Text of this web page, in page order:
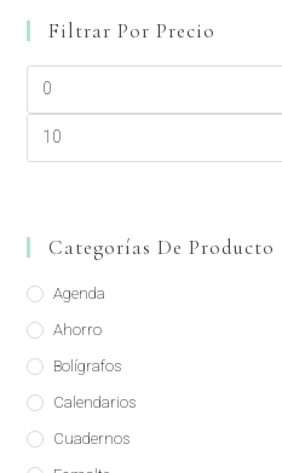
Filtrar Por Precio
Categorías De Producto
Agenda
Ahorro
Bolígrafos
Calendarios
Cuadernos